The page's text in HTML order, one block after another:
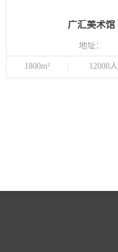
广汇美术馆
地址：
1800m² 12000人